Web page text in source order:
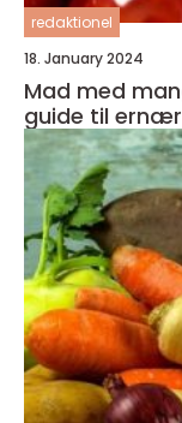
redaktionel
18. January 2024
Mad med
guide til